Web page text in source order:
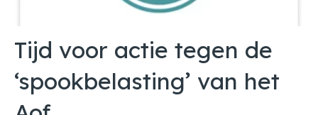
Tijd voor actie tegen de
‘spookbelasting’ van het